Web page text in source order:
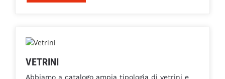
VETRINI
Abbiamo a catalogo ampia tipologia di vetrini e